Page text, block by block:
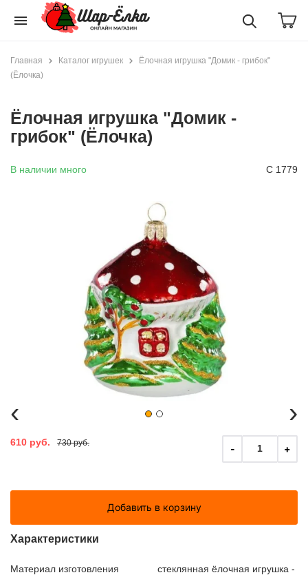
menu
Главная Каталог игрушек
Ёлочная игрушка "Домик - грибок"
(Ёлочка)
Ёлочная игрушка "Домик -
грибок" (Ёлочка)
В наличии много С 1779
‹ ›
610 руб. 730 руб. - 1 +
Добавить в корзину
Характеристики
Материал изготовления
стеклянная ёлочная игрушка -